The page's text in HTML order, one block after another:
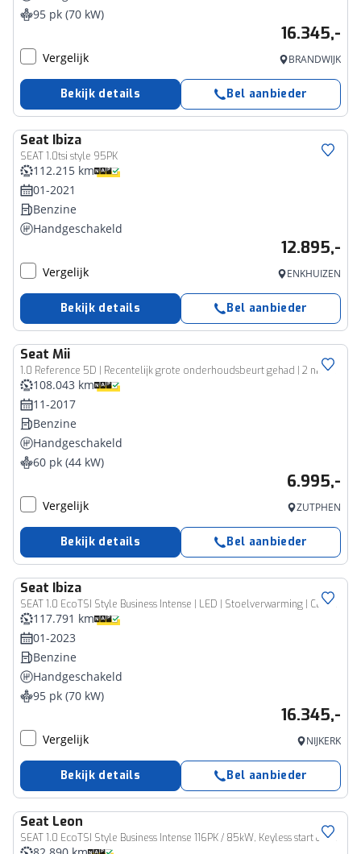
95 pk (70 kW)
16.345,-
Vergelijk BRANDWIJK
Bekijk details Bel aanbieder
Seat Ibiza
SEAT 1.0tsi style 95PK
112.215 km
01-2021
Benzine
Handgeschakeld
12.895,-
Vergelijk ENKHUIZEN
Bekijk details Bel aanbieder
Seat Mii
1.0 Reference 5D | Recentelijk grote onderhoudsbeurt gehad | 2 nieuwe all seasons | Airco | Rijklaarprijs incl 12 mnd BOVAG garantie & onderhoudsbeurt
108.043 km
11-2017
Benzine
Handgeschakeld
60 pk (44 kW)
6.995,-
Vergelijk ZUTPHEN
Bekijk details Bel aanbieder
Seat Ibiza
SEAT 1.0 EcoTSI Style Business Intense | LED | Stoelverwarming | Climate | CarPlay
117.791 km
01-2023
Benzine
Handgeschakeld
95 pk (70 kW)
16.345,-
Vergelijk NIJKERK
Bekijk details Bel aanbieder
Seat Leon
SEAT 1.0 EcoTSI Style Business Intense 116PK / 85kW, Keyless start & entry, Apple Carplay & Android Auto, parkeersensoren voor en achter (pdc), navigatie, 16" LMV, cruise control, 2-zone climatronic, elektrisch verstel- en verwarmbare buitenspiegels, multifunctioneel lederen stuurwiel, digital cockpit pro etc.